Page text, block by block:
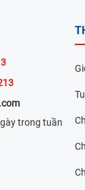
trong tuần